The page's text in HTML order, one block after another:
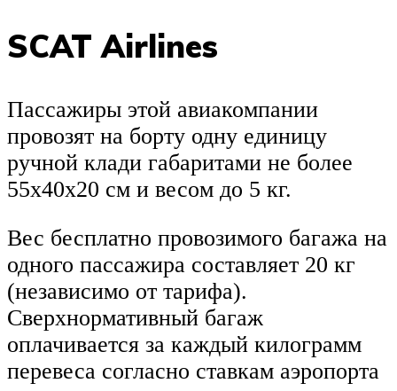
SCAT Airlines
Пассажиры этой авиакомпании
провозят на борту одну единицу
ручной клади габаритами не более
55х40х20 см и весом до 5 кг.
Вес бесплатно провозимого багажа на
одного пассажира составляет 20 кг
(независимо от тарифа).
Сверхнормативный багаж
оплачивается за каждый килограмм
перевеса согласно ставкам аэропорта